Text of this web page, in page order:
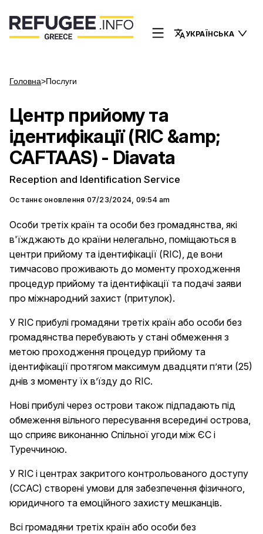
УКРАЇНСЬКА
Головна>Послуги
Центр прийому та
ідентифікації (RIC &amp;
CAFTAAS) - Diavata
Reception and Identification Service
Останнє оновлення 07/23/2024, 09:54 am
Особи третіх країн та особи без громадянства, які
в'їжджають до країни нелегально, поміщаються в
центри прийому та ідентифікації (RIC), де вони
тимчасово проживають до моменту проходження
процедур прийому та ідентифікації та подачі заяви
про міжнародний захист (притулок).
У RIC прибулі громадяни третіх країн або особи без
громадянства перебувають у стані обмеження з
метою проходження процедур прийому та
ідентифікації протягом максимум двадцяти п’яти (25)
днів з моменту їх в’їзду до RIC.
Нові прибулі через острови також підпадають під
обмеження вільного пересування всередині острова,
що сприяє виконанню Спільної угоди між ЄС і
Туреччиною.
У RIC і центрах закритого контрольованого доступу
(CCAC) створені умови для забезпечення фізичного,
юридичного та емоційного захисту мешканців.
Всі громадяни третіх країн або особи без